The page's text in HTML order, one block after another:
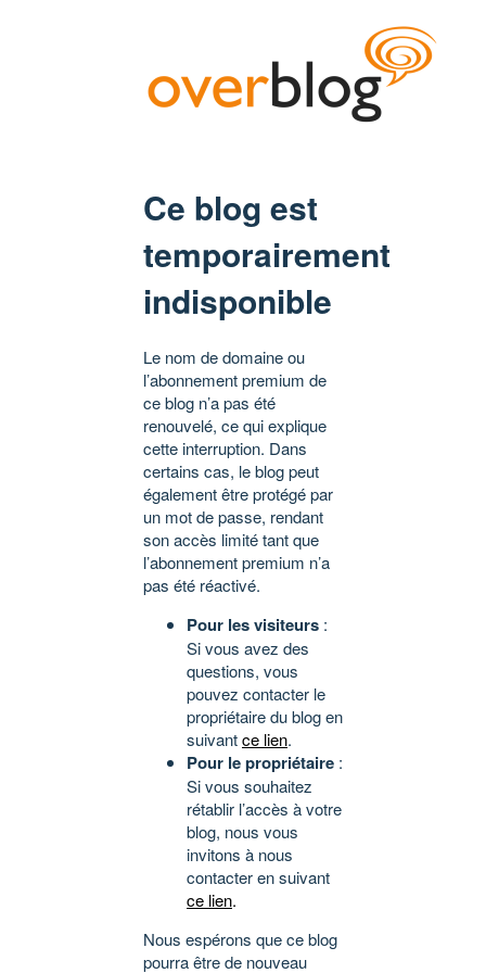
Ce blog est
temporairement
indisponible
Le nom de domaine ou
l’abonnement premium de
ce blog n’a pas été
renouvelé, ce qui explique
cette interruption. Dans
certains cas, le blog peut
également être protégé par
un mot de passe, rendant
son accès limité tant que
l’abonnement premium n’a
pas été réactivé.
Pour les visiteurs :
Si vous avez des
questions, vous
pouvez contacter le
propriétaire du blog en
suivantce lien.
Pour le propriétaire :
Si vous souhaitez
rétablir l’accès à votre
blog, nous vous
invitons à nous
contacter en suivant
ce lien.
Nous espérons que ce blog
pourra être de nouveau